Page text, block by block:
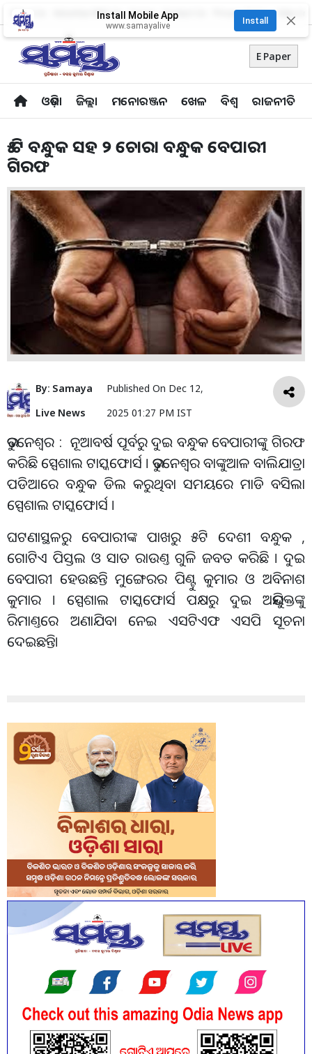
About Us Advertise With Us Career Contact Us Privacy Policy
E Paper
ଓଡ଼ିଶା ଜିଲ୍ଲା ମନୋରଞ୍ଜନ ଖେଳ ବିଶ୍ବ ରାଜନୀତି
Install Mobile App
www.samayalive
Install ✕
୫ ଟି ବନ୍ଧୁକ ସହ ୨ ଚୋରା ବନ୍ଧୁକ ବେପାରୀ
ଗିରଫ
By: Samaya
Live News
Published On Dec 12,
2025 01:27 PM IST
ଭୁବନେଶ୍ୱର : ନୂଆବର୍ଷ ପୂର୍ବରୁ ଦୁଇ ବନ୍ଧୁକ ବେପାରୀଙ୍କୁ ଗିରଫ
କରିଛି ସ୍ପେଶାଲ ଟାସ୍କଫୋର୍ସ । ଭୁବନେଶ୍ଵର ବାଙ୍କୁଆଳ ବାଲିଯାତ୍ରା
ପଡିଆରେ ବନ୍ଧୁକ ଡିଲ କରୁଥିବା ସମୟରେ ମାଡି ବସିଲା
ସ୍ପେଶାଲ ଟାସ୍କଫୋର୍ସ ।
ଘଟଣାସ୍ଥଳରୁ ବେପାରୀଙ୍କ ପାଖରୁ ୫ଟି ଦେଶୀ ବନ୍ଧୁକ ,
ଗୋଟିଏ ପିସ୍ତଲ ଓ ସାତ ରାଉଣ୍ତ ଗୁଳି ଜବତ କରିଛି । ଦୁଇ
ବେପାରୀ ହେଉଛନ୍ତି ମୁଙ୍ଗେରର ପିଣ୍ଟୁ କୁମାର ଓ ଅବିନାଶ
କୁମାର । ସ୍ପେଶାଲ ଟାସ୍କଫୋର୍ସ ପକ୍ଷରୁ ଦୁଇ ଅଭିଯୁକ୍ତଙ୍କୁ
ରିମାଣ୍ତରେ ଅଣାଯିବା ନେଇ ଏସଟିଏଫ ଏସପି ସୂଚନା
ଦେଇଛନ୍ତି।